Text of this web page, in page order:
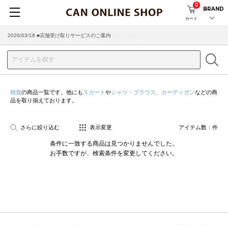
カート
0
BRAND
2026/03/18 ■店舗受け取りサービスのご案内
雑貨の商品一覧です。他にも スカート やシャツ・ブラウス カーディガンなどの商
品を取り揃えております。
さらに絞り込む 表示変更 アイテム数： 件
条件に一致する商品は見つかりませんでした。
お手数ですが、検索条件を変更してください。